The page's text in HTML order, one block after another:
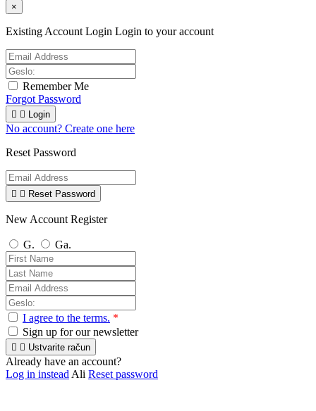
×
Existing Account Login Login to your account
Remember Me
Forgot Password
  Login
No account? Create one here
Reset Password
  Reset Password
New Account Register
G. Ga.
I agree to the terms. *
Sign up for our newsletter
  Ustvarite račun
Already have an account?
Log in instead Ali Reset password